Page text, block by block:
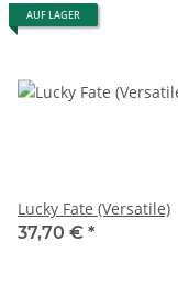
AUF LAGER
Lucky Fate (Versatile)
37,70 € *